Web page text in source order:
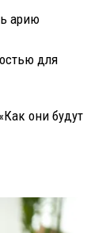
арию
для
они будут